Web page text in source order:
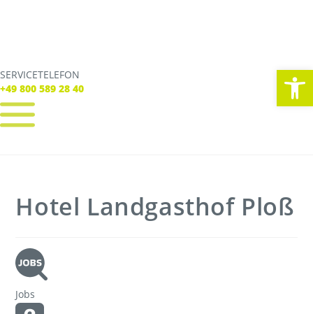
SERVICETELEFON
+49 800 589 28 40
SERVICE TELEFON
+49 800 589 28 40
Tickets
Freizeit
Hotel Landgasthof Ploß
Jobs